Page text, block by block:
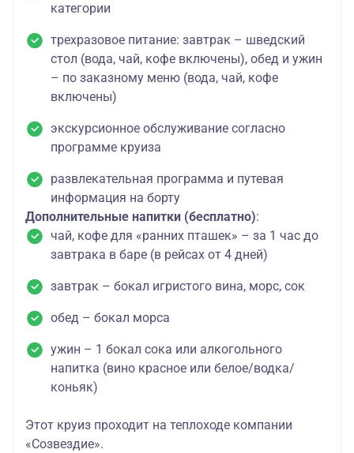
категории
трехразовое питание: завтрак – шведский
стол (вода, чай, кофе включены), обед и ужин
– по заказному меню (вода, чай, кофе
включены)
экскурсионное обслуживание согласно
программе круиза
развлекательная программа и путевая
информация на борту
Дополнительные напитки (бесплатно):
чай, кофе для «ранних пташек» – за 1 час до
завтрака в баре (в рейсах от 4 дней)
завтрак – бокал игристого вина, морс, сок
обед – бокал морса
ужин – 1 бокал сока или алкогольного
напитка (вино красное или белое/водка/
коньяк)
Этот круиз проходит на теплоходе компании
«Созвездие».